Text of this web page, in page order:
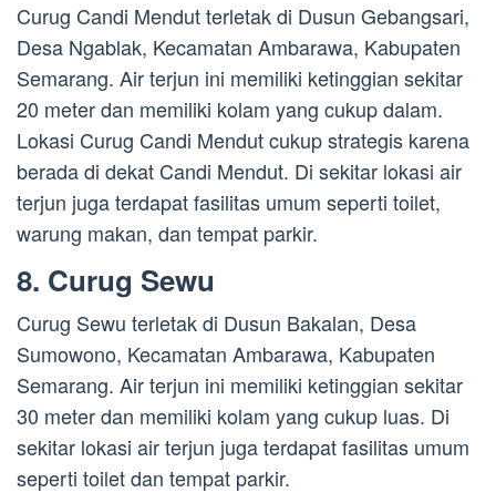
Curug Candi Mendut terletak di Dusun Gebangsari,
Desa Ngablak, Kecamatan Ambarawa, Kabupaten
Semarang. Air terjun ini memiliki ketinggian sekitar
20 meter dan memiliki kolam yang cukup dalam.
Lokasi Curug Candi Mendut cukup strategis karena
berada di dekat Candi Mendut. Di sekitar lokasi air
terjun juga terdapat fasilitas umum seperti toilet,
warung makan, dan tempat parkir.
8. Curug Sewu
Curug Sewu terletak di Dusun Bakalan, Desa
Sumowono, Kecamatan Ambarawa, Kabupaten
Semarang. Air terjun ini memiliki ketinggian sekitar
30 meter dan memiliki kolam yang cukup luas. Di
sekitar lokasi air terjun juga terdapat fasilitas umum
seperti toilet dan tempat parkir.